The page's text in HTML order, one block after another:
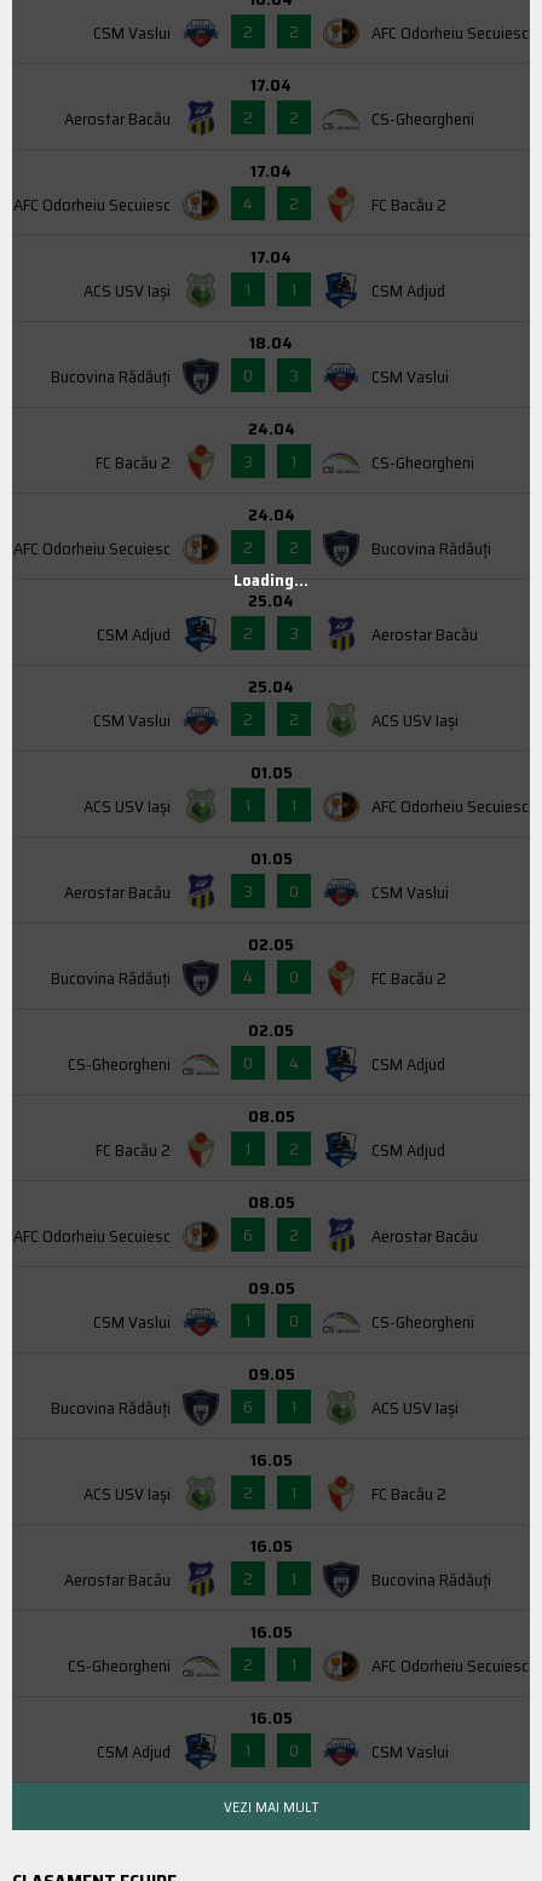
CSM Vaslui
2
2 AFC Odorheiu Secuiesc
Aerostar Bacău
17.04
2
2 CS-Gheorgheni
AFC Odorheiu Secuiesc
17.04
4
2 FC Bacău 2
ACS USV Iaşi
17.04
1
1 CSM Adjud
Bucovina Rădăuți
18.04
0
3 CSM Vaslui
FC Bacău 2
24.04
3
1 CS-Gheorgheni
AFC Odorheiu Secuiesc
24.04
2
2 Bucovina Rădăuți
CSM Adjud
25.04
2
3 Aerostar Bacău
CSM Vaslui
25.04
2
2 ACS USV Iaşi
ACS USV Iaşi
01.05
1
1 AFC Odorheiu Secuiesc
Aerostar Bacău
01.05
3
0 CSM Vaslui
Bucovina Rădăuți
02.05
4
0 FC Bacău 2
CS-Gheorgheni
02.05
0
4 CSM Adjud
FC Bacău 2
08.05
1
2 CSM Adjud
AFC Odorheiu Secuiesc
08.05
6
2 Aerostar Bacău
CSM Vaslui
09.05
1
0 CS-Gheorgheni
Bucovina Rădăuți
09.05
6
1 ACS USV Iaşi
ACS USV Iaşi
16.05
2
1 FC Bacău 2
Aerostar Bacău
16.05
2
1 Bucovina Rădăuți
CS-Gheorgheni
16.05
2
1 AFC Odorheiu Secuiesc
CSM Adjud
16.05
1
0 CSM Vaslui
Loading...
VEZI MAI MULT